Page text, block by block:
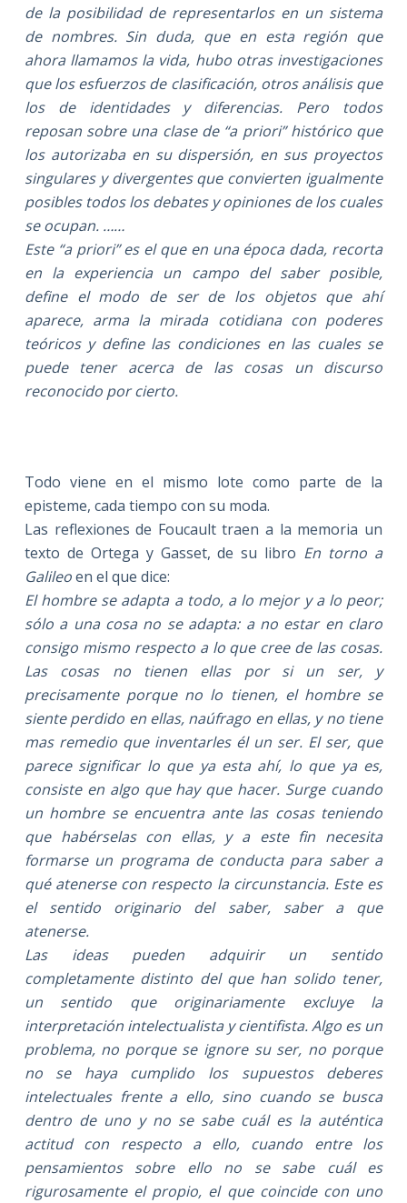
de la posibilidad de representarlos en un sistema
de nombres. Sin duda, que en esta región que
ahora llamamos la vida, hubo otras investigaciones
que los esfuerzos de clasificación, otros análisis que
los de identidades y diferencias. Pero todos
reposan sobre una clase de “a priori” histórico que
los autorizaba en su dispersión, en sus proyectos
singulares y divergentes que convierten igualmente
posibles todos los debates y opiniones de los cuales
se ocupan. ……
Este “a priori” es el que en una época dada, recorta
en la experiencia un campo del saber posible,
define el modo de ser de los objetos que ahí
aparece, arma la mirada cotidiana con poderes
teóricos y define las condiciones en las cuales se
puede tener acerca de las cosas un discurso
reconocido por cierto.
Todo viene en el mismo lote como parte de la
episteme, cada tiempo con su moda.
Las reflexiones de Foucault traen a la memoria un
texto de Ortega y Gasset, de su libro En torno a
Galileoen el que dice:
El hombre se adapta a todo, a lo mejor y a lo peor;
sólo a una cosa no se adapta: a no estar en claro
consigo mismo respecto a lo que cree de las cosas.
Las cosas no tienen ellas por si un ser, y
precisamente porque no lo tienen, el hombre se
siente perdido en ellas, naúfrago en ellas, y no tiene
mas remedio que inventarles él un ser. El ser, que
parece significar lo que ya esta ahí, lo que ya es,
consiste en algo que hay que hacer. Surge cuando
un hombre se encuentra ante las cosas teniendo
que habérselas con ellas, y a este fin necesita
formarse un programa de conducta para saber a
qué atenerse con respecto la circunstancia. Este es
el sentido originario del saber, saber a que
atenerse.
Las ideas pueden adquirir un sentido
completamente distinto del que han solido tener,
un sentido que originariamente excluye la
interpretación intelectualista y cientifista. Algo es un
problema, no porque se ignore su ser, no porque
no se haya cumplido los supuestos deberes
intelectuales frente a ello, sino cuando se busca
dentro de uno y no se sabe cuál es la auténtica
actitud con respecto a ello, cuando entre los
pensamientos sobre ello no se sabe cuál es
rigurosamente el propio, el que coincide con uno